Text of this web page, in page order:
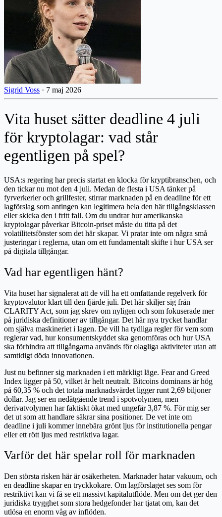
Sigrid Voss · 7 maj 2026
Vita huset sätter deadline 4 juli
för kryptolagar: vad står
egentligen på spel?
USA:s regering har precis startat en klocka för kryptibranschen, och
den tickar nu mot den 4 juli. Medan de flesta i USA tänker på
fyrverkerier och grillfester, stirrar marknaden på en deadline för ett
lagförslag som antingen kan legitimera hela den här tillgångsklassen
eller skicka den i fritt fall. Om du undrar hur amerikanska
kryptolagar påverkar Bitcoin-priset måste du titta på det
volatilitetsfönster som det här skapar. Vi pratar inte om några små
justeringar i reglerna, utan om ett fundamentalt skifte i hur USA ser
på digitala tillgångar.
Vad har egentligen hänt?
Vita huset har signalerat att de vill ha ett omfattande regelverk för
kryptovalutor klart till den fjärde juli. Det här skiljer sig från
CLARITY Act, som jag skrev om nyligen och som fokuserade mer
på juridiska definitioner av tillgångar. Det här nya trycket handlar
om själva maskineriet i lagen. De vill ha tydliga regler för vem som
reglerar vad, hur konsumentskyddet ska genomföras och hur USA
ska förhindra att tillgångarna används för olagliga aktiviteter utan att
samtidigt döda innovationen.
Just nu befinner sig marknaden i ett märkligt läge. Fear and Greed
Index ligger på 50, vilket är helt neutralt. Bitcoins dominans är hög
på 60,35 % och det totala marknadsvärdet ligger runt 2,69 biljoner
dollar. Jag ser en nedåtgående trend i spotvolymen, men
derivatvolymen har faktiskt ökat med ungefär 3,87 %. För mig ser
det ut som att handlare säkrar sina positioner. De vet inte om
deadline i juli kommer innebära grönt ljus för institutionella pengar
eller ett rött ljus med restriktiva lagar.
Varför det här spelar roll för marknaden
Den största risken här är osäkerheten. Marknader hatar vakuum, och
en deadline skapar en tryckkokare. Om lagförslaget ses som för
restriktivt kan vi få se ett massivt kapitalutflöde. Men om det ger den
juridiska trygghet som stora hedgefonder har tjatat om, kan det
utlösa en enorm våg av inflöden.